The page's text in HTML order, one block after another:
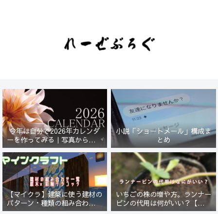
今年は自分で2026年カレンダ
ーを作ってみる｜写真から始ま
る小さなプロジェクト【一灯
花】
小説「ショートメール」構成ま
とめ
【マイクラ】建築に使う建材の
パターン・種類の組み合わせ一
覧！原木×彩釉テラコッタ編
いちごの株の増や方。ランナー
ピンの代用は何がいい？【５年
放置したイチゴは復活するの